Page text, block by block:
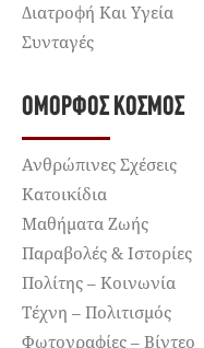
Διατροφή Και Υγεία
Συνταγές
ΌΜΟΡΦΟΣ ΚΌΣΜΟΣ
Ανθρώπινες Σχέσεις
Κατοικίδια
Μαθήματα Ζωής
Παραβολές & Ιστορίες
Πολίτης – Κοινωνία
Τέχνη – Πολιτισμός
Φωτογραφίες – Βίντεο